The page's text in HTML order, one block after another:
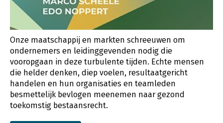
Onze maatschappij en markten schreeuwen om
ondernemers en leidinggevenden nodig die
vooropgaan in deze turbulente tijden. Echte mensen
die helder denken, diep voelen, resultaatgericht
handelen en hun organisaties en teamleden
besmettelijk bevlogen meenemen naar gezond
toekomstig bestaansrecht.